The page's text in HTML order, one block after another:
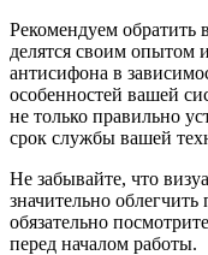
Рекомендуем обратить
делятся своим опытом
антисифона в
особенностей вашей
не только правильно
срок службы вашей
Не забывайте, что
значительно
обязательно
перед началом работы.